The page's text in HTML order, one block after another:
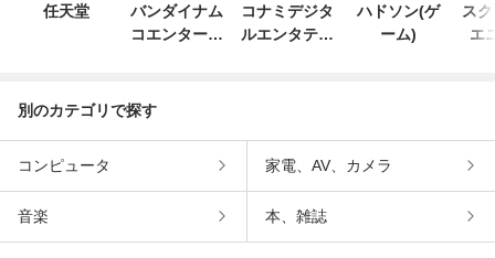
任天堂
バンダイナム
コエンターテ
コナミデジタ
ルエンタテイ
ハドソン(ゲ
ーム)
ス
エ
別のカテゴリで探す
コンピュータ 家電、AV、カメラ
音楽 本、雑誌